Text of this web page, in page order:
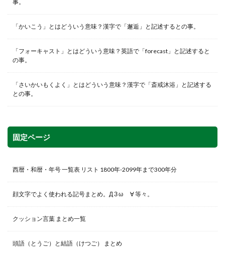
事。
「かいこう」とはどういう意味？漢字で「邂逅」と記述するとの事。
「フォーキャスト」とはどういう意味？英語で「forecast」と記述すると
の事。
「さいかいもくよく」とはどういう意味？漢字で「斎戒沐浴」と記述する
との事。
固定ページ
西暦・和暦・年号 一覧表 リスト 1800年-2099年まで300年分
顔文字でよく使われる記号まとめ。Д З ω ゞ∀ 等々。
クッション言葉 まとめ一覧
頭語（とうご）と結語（けつご） まとめ